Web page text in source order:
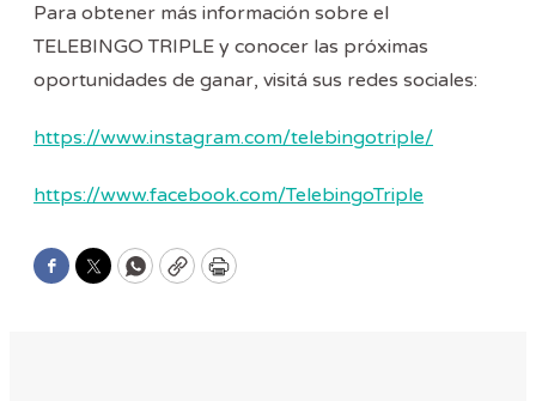
Para obtener más información sobre el
TELEBINGO TRIPLE y conocer las próximas
oportunidades de ganar, visitá sus redes sociales:
https://www.instagram.com/telebingotriple/
https://www.facebook.com/TelebingoTriple
Facebook
TwitterWhatsApp
CopyPrint